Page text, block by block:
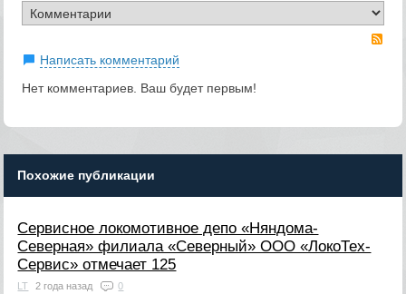
Написать комментарий
Нет комментариев. Ваш будет первым!
Похожие публикации
Сервисное локомотивное депо «Няндома-
Северная» филиала «Северный» ООО «ЛокоТех-
Сервис» отмечает 125
LT 2 года назад 0